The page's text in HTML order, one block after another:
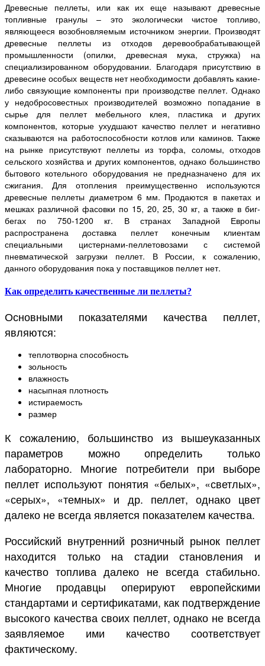
Древесные пеллеты, или как их еще называют древесные
топливные гранулы – это экологически чистое топливо,
являющееся возобновляемым источником энергии. Производят
древесные пеллеты из отходов деревообрабатывающей
промышленности (опилки, древесная мука, стружка) на
специализированном оборудовании. Благодаря присутствию в
древесине особых веществ нет необходимости добавлять какие-
либо связующие компоненты при производстве пеллет. Однако
у недобросовестных производителей возможно попадание в
сырье для пеллет мебельного клея, пластика и других
компонентов, которые ухудшают качество пеллет и негативно
сказываются на работоспособности котлов или каминов. Также
на рынке присутствуют пеллеты из торфа, соломы, отходов
сельского хозяйства и других компонентов, однако большинство
бытового котельного оборудования не предназначено для их
сжигания. Для отопления преимущественно используются
древесные пеллеты диаметром 6 мм. Продаются в пакетах и
мешках различной фасовки по 15, 20, 25, 30 кг, а также в биг-
бегах по 750-1200 кг. В странах Западной Европы
распространена доставка пеллет конечным клиентам
специальными цистернами-пеллетовозами с системой
пневматической загрузки пеллет. В России, к сожалению,
данного оборудования пока у поставщиков пеллет нет.
Как определить качественные ли пеллеты?
Основными показателями качества пеллет,
являются:
теплотворна способность
зольность
влажность
насыпная плотность
истираемость
размер
К сожалению, большинство из вышеуказанных
параметров можно определить только
лабораторно. Многие потребители при выборе
пеллет используют понятия «белых», «светлых»,
«серых», «темных» и др. пеллет, однако цвет
далеко не всегда является показателем качества.
Российский внутренний розничный рынок пеллет
находится только на стадии становления и
качество топлива далеко не всегда стабильно.
Многие продавцы оперируют европейскими
стандартами и сертификатами, как подтверждение
высокого качества своих пеллет, однако не всегда
заявляемое ими качество соответствует
фактическому.